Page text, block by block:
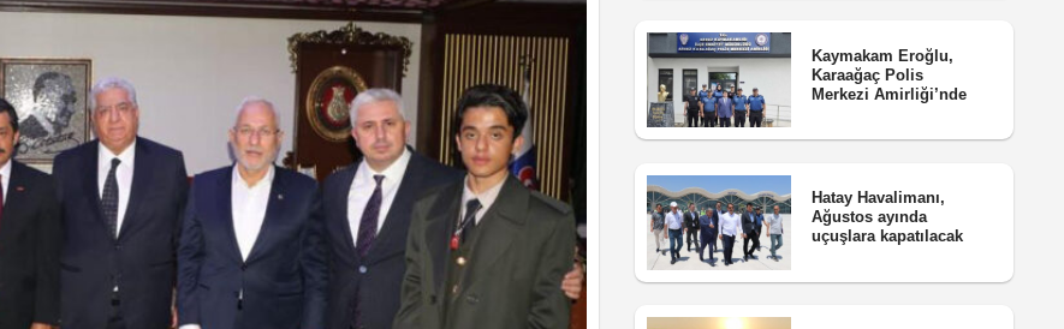
Kaymakam Eroğlu,
Karaağaç Polis
Merkezi Amirliği’nde
Hatay Havalimanı,
Ağustos ayında
uçuşlara kapatılacak